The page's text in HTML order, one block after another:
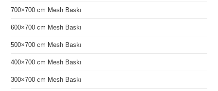
700×700 cm Mesh Baskı
600×700 cm Mesh Baskı
500×700 cm Mesh Baskı
400×700 cm Mesh Baskı
300×700 cm Mesh Baskı